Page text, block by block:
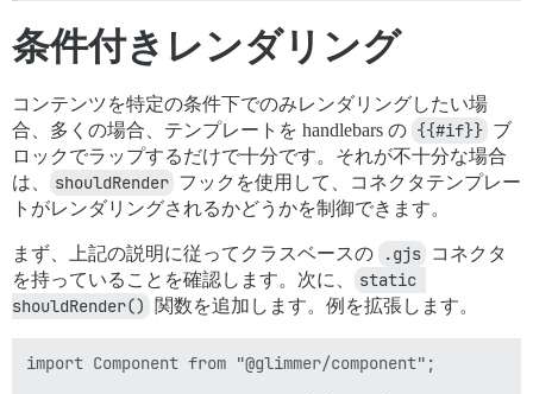
条件付きレンダリング
コンテンツを特定の条件下でのみレンダリングしたい場
合、多くの場合、テンプレートを handlebars の {{#if}} ブ
ロックでラップするだけで十分です。それが不十分な場合
は、
shouldRender フックを使用して、コネクタテンプレー
トがレンダリングされるかどうかを制御できます。
まず、上記の説明に従ってクラスベースの .gjs コネクタ
を持っていることを確認します。次に、
static
shouldRender()
関数を追加します。例を拡張します。
import Component from "@glimmer/component";